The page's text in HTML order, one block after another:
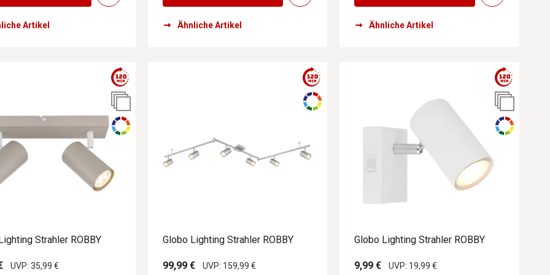
deaktiviert, wenn sie mit der aktuellen Auswahl zu keinen Ergebnissen führen. Diese Optionen sind visuell und
deaktiviert, wenn sie mit der aktuellen Auswahl zu keinen Ergebnissen führen. Diese Optionen sind visuell und
Artikel Ähnliche Artikel Ähnliche Artikel
Strahler ROBBY
UVP: 35,99 €
Globo Lighting Strahler ROBBY
99,99 € UVP: 159,99 €
Globo Lighting Strahler ROBBY
9,99 € UVP: 19,99 €